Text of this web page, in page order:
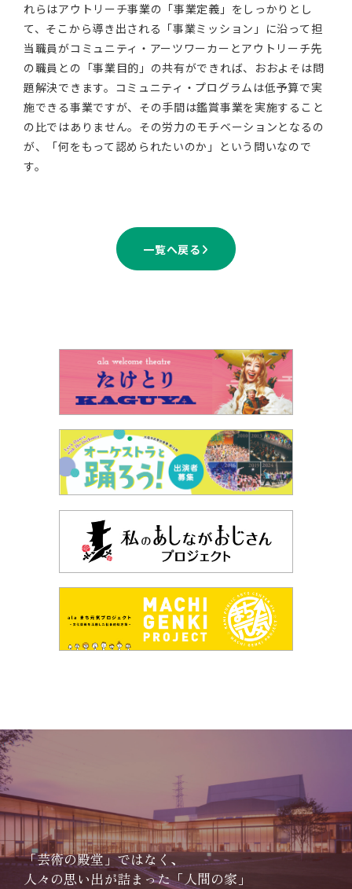
れらはアウトリーチ事業の「事業定義」をしっかりとし
て、そこから導き出される「事業ミッション」に沿って担
当職員がコミュニティ・アーツワーカーとアウトリーチ先
の職員との「事業目的」の共有ができれば、おおよそは問
題解決できます。コミュニティ・プログラムは低予算で実
施できる事業ですが、その手間は鑑賞事業を実施すること
の比ではありません。その労力のモチベーションとなるの
が、「何をもって認められたいのか」という問いなので
す。
一覧へ戻る
「芸術の殿堂」ではなく、
人々の思い出が詰まった「人間の家」